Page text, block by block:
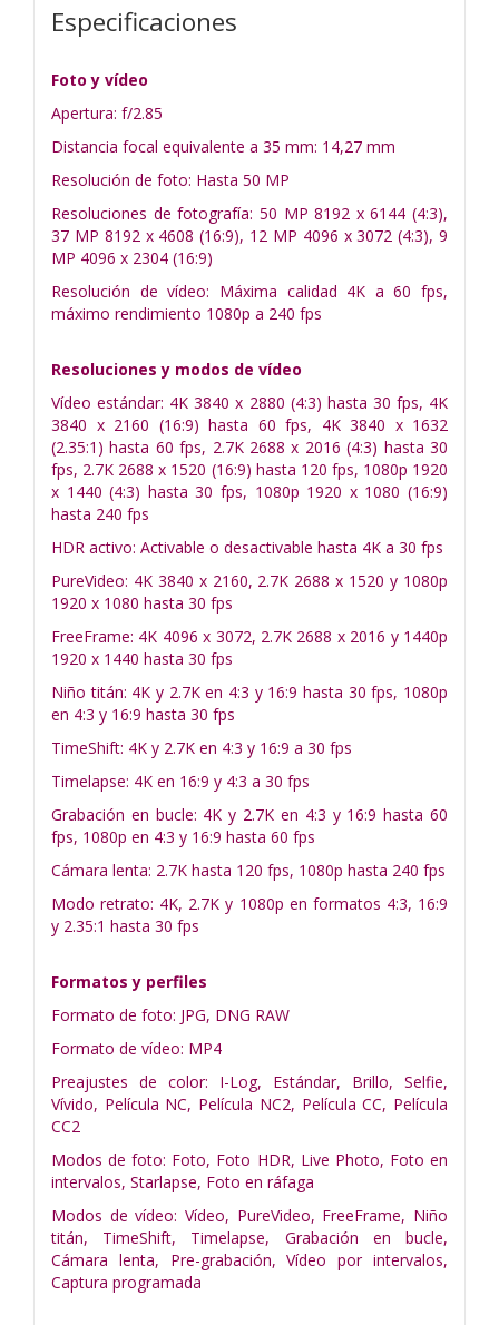
Especificaciones
Foto y vídeo
Apertura: f/2.85
Distancia focal equivalente a 35 mm: 14,27 mm
Resolución de foto: Hasta 50 MP
Resoluciones de fotografía: 50 MP 8192 x 6144 (4:3),
37 MP 8192 x 4608 (16:9), 12 MP 4096 x 3072 (4:3), 9
MP 4096 x 2304 (16:9)
Resolución de vídeo: Máxima calidad 4K a 60 fps,
máximo rendimiento 1080p a 240 fps
Resoluciones y modos de vídeo
Vídeo estándar: 4K 3840 x 2880 (4:3) hasta 30 fps, 4K
3840 x 2160 (16:9) hasta 60 fps, 4K 3840 x 1632
(2.35:1) hasta 60 fps, 2.7K 2688 x 2016 (4:3) hasta 30
fps, 2.7K 2688 x 1520 (16:9) hasta 120 fps, 1080p 1920
x 1440 (4:3) hasta 30 fps, 1080p 1920 x 1080 (16:9)
hasta 240 fps
HDR activo: Activable o desactivable hasta 4K a 30 fps
PureVideo: 4K 3840 x 2160, 2.7K 2688 x 1520 y 1080p
1920 x 1080 hasta 30 fps
FreeFrame: 4K 4096 x 3072, 2.7K 2688 x 2016 y 1440p
1920 x 1440 hasta 30 fps
Niño titán: 4K y 2.7K en 4:3 y 16:9 hasta 30 fps, 1080p
en 4:3 y 16:9 hasta 30 fps
TimeShift: 4K y 2.7K en 4:3 y 16:9 a 30 fps
Timelapse: 4K en 16:9 y 4:3 a 30 fps
Grabación en bucle: 4K y 2.7K en 4:3 y 16:9 hasta 60
fps, 1080p en 4:3 y 16:9 hasta 60 fps
Cámara lenta: 2.7K hasta 120 fps, 1080p hasta 240 fps
Modo retrato: 4K, 2.7K y 1080p en formatos 4:3, 16:9
y 2.35:1 hasta 30 fps
Formatos y perfiles
Formato de foto: JPG, DNG RAW
Formato de vídeo: MP4
Preajustes de color: I-Log, Estándar, Brillo, Selfie,
Vívido, Película NC, Película NC2, Película CC, Película
CC2
Modos de foto: Foto, Foto HDR, Live Photo, Foto en
intervalos, Starlapse, Foto en ráfaga
Modos de vídeo: Vídeo, PureVideo, FreeFrame, Niño
titán, TimeShift, Timelapse, Grabación en bucle,
Cámara lenta, Pre-grabación, Vídeo por intervalos,
Captura programada